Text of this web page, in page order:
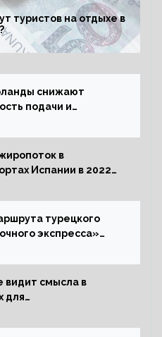
туристов на отдыхе в
снижают
подачи и
в
Испании в 2022
турецкого
экспресса»
видит смысла в
для